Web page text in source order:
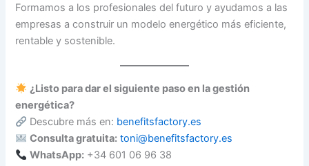
Formamos a los profesionales del futuro y ayudamos a las
empresas a construir un modelo energético más eficiente,
rentable y sostenible.
¿Listo para dar el siguiente paso en la gestión
energética?
Descubre más en: benefitsfactory.es
Consulta gratuita: toni@benefitsfactory.es
WhatsApp: +34 601 06 96 38